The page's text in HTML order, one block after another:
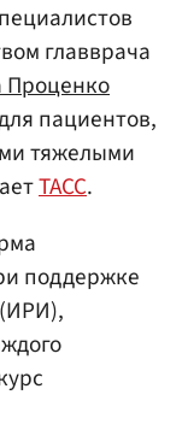
главврача
Проценко
пациентов,
тяжелыми
ТАСС.
поддержке
(ИРИ),